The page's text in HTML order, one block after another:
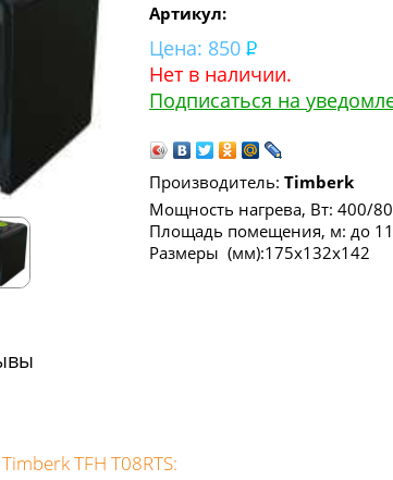
Артикул:
Цена: 850
Нет в наличии.
Подписаться на
Производитель: Timberk
Мощность нагрева, Вт: 400/
Площадь помещения, м: до 11
Размеры (мм):175x132x142
TFH T08RTS: